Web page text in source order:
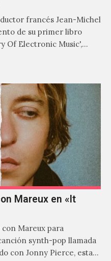
francés Jean-Michel
de su primer libro
Of Electronic Music',
Mareux en «It
Mareux para
synth-pop llamada
con Jonny Pierce, esta